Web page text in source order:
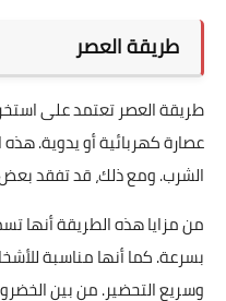
طريقة العصر
طريقة العصر تعتمد على
عصارة كهربائية أو يدوية.
الشرب. ومع ذلك، قد تفقد بعض
من مزايا هذه الطريقة أنها
بسرعة. كما أنها مناسبة
وسريع التحضير. من بين